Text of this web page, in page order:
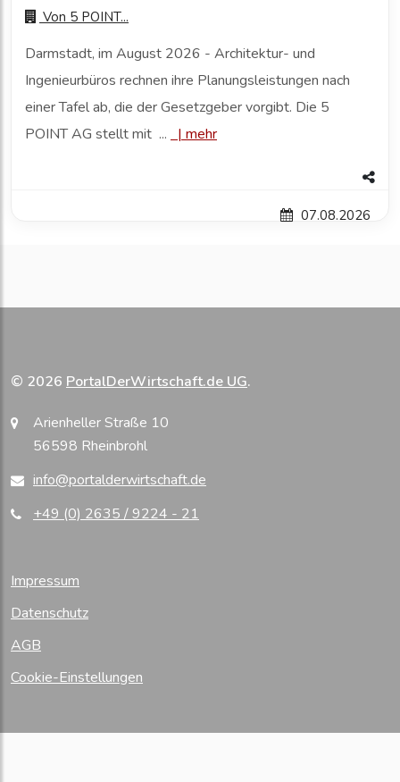
Von 5 POINT...
Darmstadt, im August 2026 - Architektur- und
Ingenieurbüros rechnen ihre Planungsleistungen nach
einer Tafel ab, die der Gesetzgeber vorgibt. Die 5
POINT AG stellt mit ...
| mehr
07.08.2026
© 2026 PortalDerWirtschaft.de UG.
Arienheller Straße 10
56598 Rheinbrohl
info@portalderwirtschaft.de
+49 (0) 2635 / 9224 - 21
Impressum
Datenschutz
AGB
Cookie-Einstellungen